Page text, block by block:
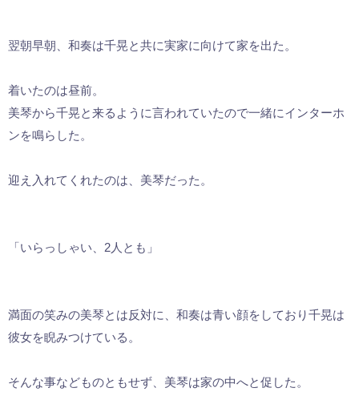
翌朝早朝、和奏は千晃と共に実家に向けて家を出た。
着いたのは昼前。
美琴から千晃と来るように言われていたので一緒にインターホ
ンを鳴らした。
迎え入れてくれたのは、美琴だった。
「いらっしゃい、2人とも」
満面の笑みの美琴とは反対に、和奏は青い顔をしており千晃は
彼女を睨みつけている。
そんな事などものともせず、美琴は家の中へと促した。